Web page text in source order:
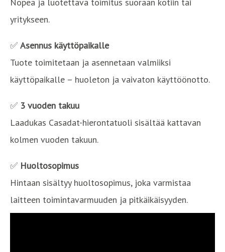
yritykseen.
✅ Asennus käyttöpaikalle
Tuote toimitetaan ja asennetaan valmiiksi
käyttöpaikalle – huoleton ja vaivaton käyttöönotto.
✅ 3 vuoden takuu
Laadukas Casadat-hierontatuoli sisältää kattavan
kolmen vuoden takuun.
✅ Huoltosopimus
Hintaan sisältyy huoltosopimus, joka varmistaa
laitteen toimintavarmuuden ja pitkäikäisyyden.